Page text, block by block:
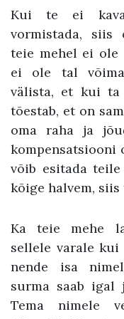
Kui te ei
vormistada, siis
teie mehel ei
ei ole tal
välista, et kui ta
tõestab, et on
oma raha ja
kompensatsiooni
võib esitada
kõige halvem,
Ka teie mehe
sellele varale kui
nende isa
surma saab
Tema nimele